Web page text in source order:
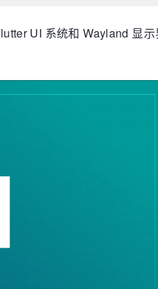
UI 系统和 Wayland 显